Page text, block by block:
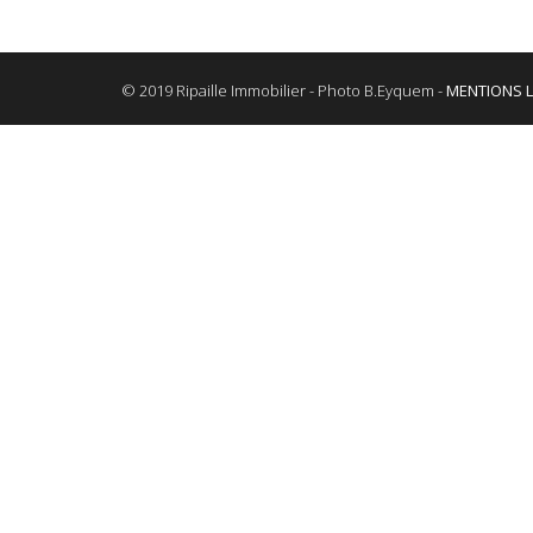
© 2019 Ripaille Immobilier - Photo B.Eyquem -MENTIONS